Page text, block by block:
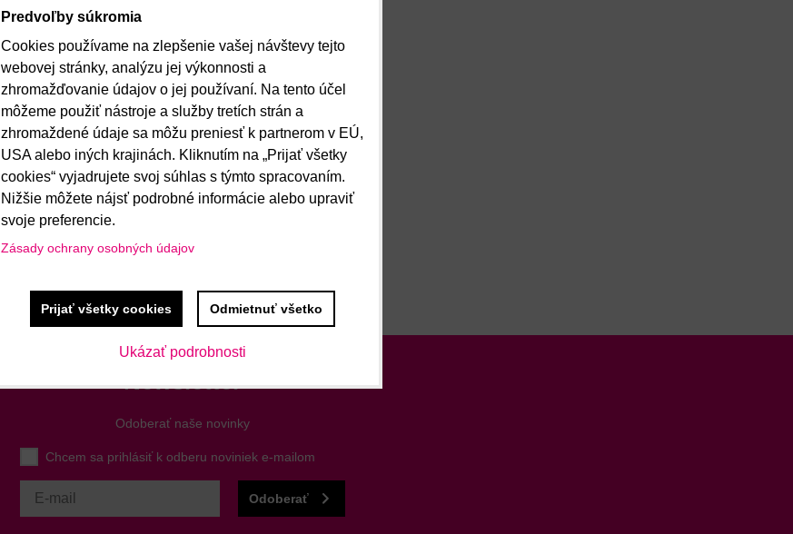
Newsletter
Odoberať naše novinky
Chcem sa prihlásiť k odberu noviniek e-mailom
Odoberať
Predvoľby súkromia
Cookies používame na zlepšenie vašej návštevy tejto
webovej stránky, analýzu jej výkonnosti a
zhromažďovanie údajov o jej používaní. Na tento účel
môžeme použiť nástroje a služby tretích strán a
zhromaždené údaje sa môžu preniesť k partnerom v EÚ,
USA alebo iných krajinách. Kliknutím na „Prijať všetky
cookies“ vyjadrujete svoj súhlas s týmto spracovaním.
Nižšie môžete nájsť podrobné informácie alebo upraviť
svoje preferencie.
Zásady ochrany osobných údajov
Ukázať podrobnosti
Prijať všetky cookies Odmietnuť všetko